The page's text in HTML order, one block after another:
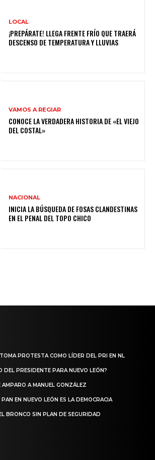
LOCAL
¡PREPÁRATE! LLEGA FRENTE FRÍO QUE TRAERÁ
DESCENSO DE TEMPERATURA Y LLUVIAS
VAMOS A REGIAR
CONOCE LA VERDADERA HISTORIA DE «EL VIEJO
DEL COSTAL»
NACIONAL
INICIA LA BÚSQUEDA DE FOSAS CLANDESTINAS
EN EL PENAL DEL TOPO CHICO
PROTESTA COMO LÍDER DEL PRI EN NL
DEL PRESIDENTE PARA NUEVO LEÓN?
AMPARO A MANUEL GONZÁLEZ
EN NUEVO LEÓN ES LA DEMOCRACIA
BRONCO SIN PLAN DE SEGURIDAD